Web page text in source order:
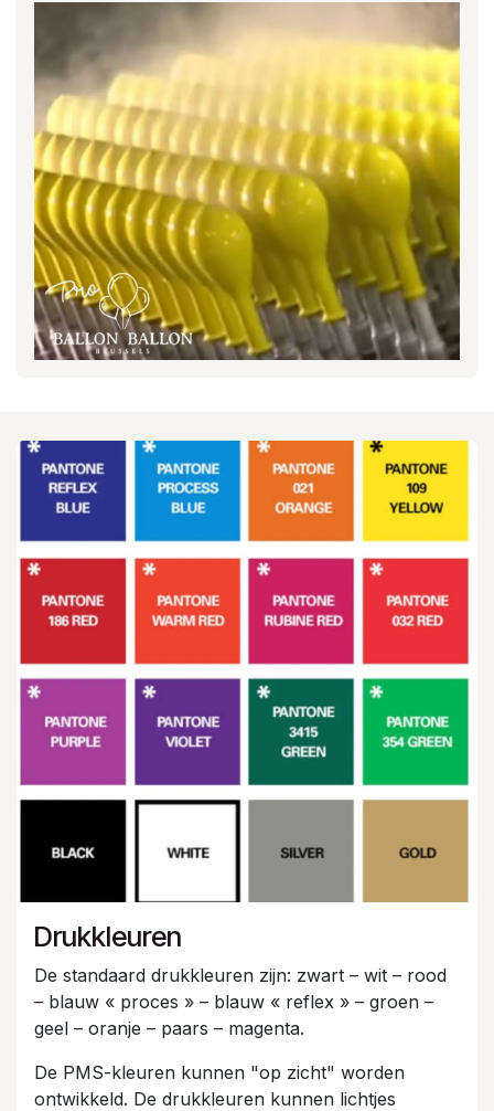
Drukkleuren
De standaard drukkleuren zijn: zwart – wit – rood
– blauw « proces » – blauw « reflex » – groen –
geel – oranje – paars – magenta.
De PMS-kleuren kunnen "op zicht" worden
ontwikkeld. De drukkleuren kunnen lichtjes